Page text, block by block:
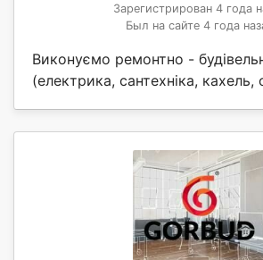
Зарегистрирован 4 года
Был на сайте 4 года
Виконуємо ремонтно -
(електрика, сантехніка, кахель,